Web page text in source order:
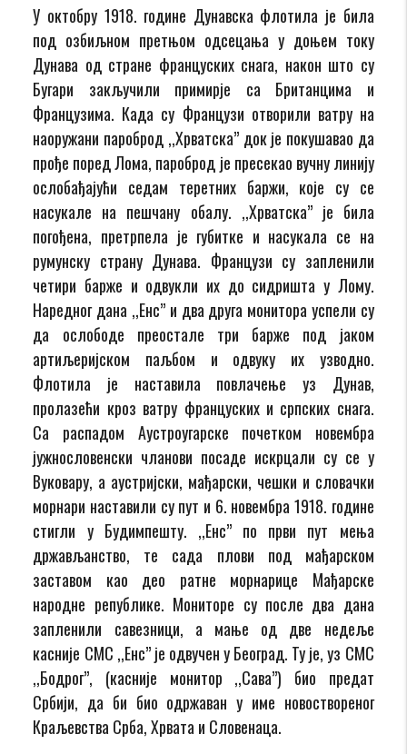
У октобру 1918. године Дунавска флотила је била
под озбиљном претњом одсецања у доњем току
Дунава од стране француских снага, након што су
Бугари закључили примирје са Британцима и
Французима. Када су Французи отворили ватру на
наоружани пароброд ,,Хрватска” док је покушавао да
прође поред Лома, пароброд је пресекао вучну линију
ослобађајући седам теретних баржи, које су се
насукале на пешчану обалу. ,,Хрватска” је била
погођена, претрпела је губитке и насукала се на
румунску страну Дунава. Французи су запленили
четири барже и одвукли их до сидришта у Лому.
Наредног дана ,,Енс” и два друга монитора успели су
да ослободе преостале три барже под јаком
артиљеријском паљбом и одвуку их узводно.
Флотила је наставила повлачење уз Дунав,
пролазећи кроз ватру француских и српских снага.
Са распадом Аустроугарске почетком новембра
јужнословенски чланови посаде искрцали су се у
Вуковару, а аустријски, мађарски, чешки и словачки
морнари наставили су пут и 6. новембра 1918. године
стигли у Будимпешту. ,,Енс” по први пут мења
држављанство, те сада плови под мађарском
заставом као део ратне морнарице Мађарске
народне републике. Мониторе су после два дана
запленили савезници, а мање од две недеље
касније СМС ,,Енс” је одвучен у Београд. Ту је, уз СМС
,,Бодрог”, (касније монитор ,,Сава”) био предат
Србији, да би био одржаван у име новоствореног
Краљевства Срба, Хрвата и Словенаца.